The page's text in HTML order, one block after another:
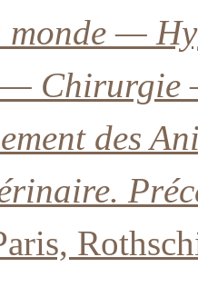
monde —
—
des